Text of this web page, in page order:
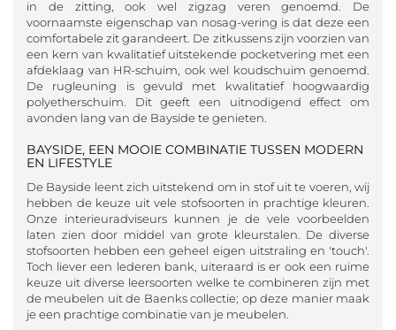
in de zitting, ook wel zigzag veren genoemd. De
voornaamste eigenschap van nosag-vering is dat deze een
comfortabele zit garandeert. De zitkussens zijn voorzien van
een kern van kwalitatief uitstekende pocketvering met een
afdeklaag van HR-schuim, ook wel koudschuim genoemd.
De rugleuning is gevuld met kwalitatief hoogwaardig
polyetherschuim. Dit geeft een uitnodigend effect om
avonden lang van de Bayside te genieten.
BAYSIDE, EEN MOOIE COMBINATIE TUSSEN MODERN
EN LIFESTYLE
De Bayside leent zich uitstekend om in stof uit te voeren, wij
hebben de keuze uit vele stofsoorten in prachtige kleuren.
Onze interieuradviseurs kunnen je de vele voorbeelden
laten zien door middel van grote kleurstalen. De diverse
stofsoorten hebben een geheel eigen uitstraling en 'touch'.
Toch liever een lederen bank, uiteraard is er ook een ruime
keuze uit diverse leersoorten welke te combineren zijn met
de meubelen uit de Baenks collectie; op deze manier maak
je een prachtige combinatie van je meubelen.